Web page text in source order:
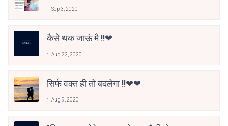
Sep 3, 2020
कैसे थक जाऊं मै !!❤
Aug 22, 2020
सिर्फ वक्त ही तो बदलेगा !!❤❤
Aug 9, 2020